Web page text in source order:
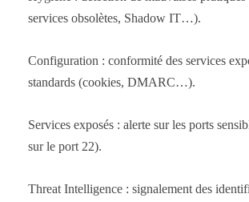
services obsolètes, Shadow IT…).
Configuration : conformité des services
standards (cookies, DMARC…).
Services exposés : alerte sur les ports
sur le port 22).
Threat Intelligence : signalement des